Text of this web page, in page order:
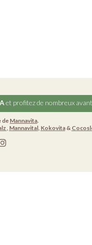
et profitez de nombreux
de Mannavita.
, Mannavital, Kokovita&